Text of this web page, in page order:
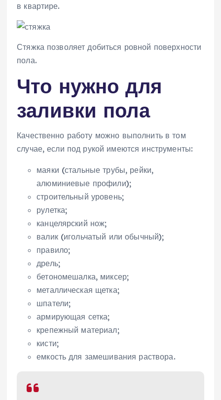
в квартире.
Стяжка позволяет добиться ровной поверхности
пола.
Что нужно для
заливки пола
Качественно работу можно выполнить в том
случае, если под рукой имеются инструменты:
маяки (стальные трубы, рейки,
алюминиевые профили);
строительный уровень;
рулетка;
канцелярский нож;
валик (игольчатый или обычный);
правило;
дрель;
бетономешалка, миксер;
металлическая щетка;
шпатели;
армирующая сетка;
крепежный материал;
кисти;
емкость для замешивания раствора.